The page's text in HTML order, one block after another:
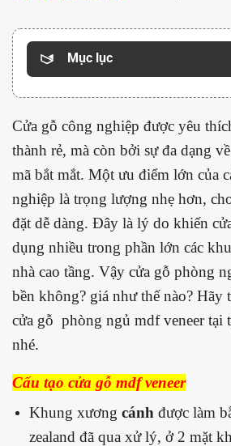
Mục lục
Cửa gỗ công nghiệp được yêu
thành rẻ, mà còn bởi sự đa dạng
mã bắt mắt. Một ưu điểm lớn của
nghiệp là trọng lượng nhẹ hơn,
đặt dễ dàng. Đây là lý do khiến
dụng nhiều trong phần lớn các
nhà cao tầng. Vậy cửa gỗ phòng
bền không? giá như thế nào? Hãy
cửa gỗ phòng ngủ mdf veneer tại
nhé.
Cấu tạo cửa gỗ mdf veneer
Khung xương cánh được làm
zealand đã qua xử lý, ở 2 mặt